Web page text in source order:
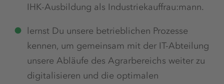
IHK-Ausbildung als Industriekauffrau:mann.
lernst Du unsere betrieblichen Prozesse
kennen, um gemeinsam mit der IT-Abteilung
unsere Abläufe des Agrarbereichs weiter zu
digitalisieren und die optimalen